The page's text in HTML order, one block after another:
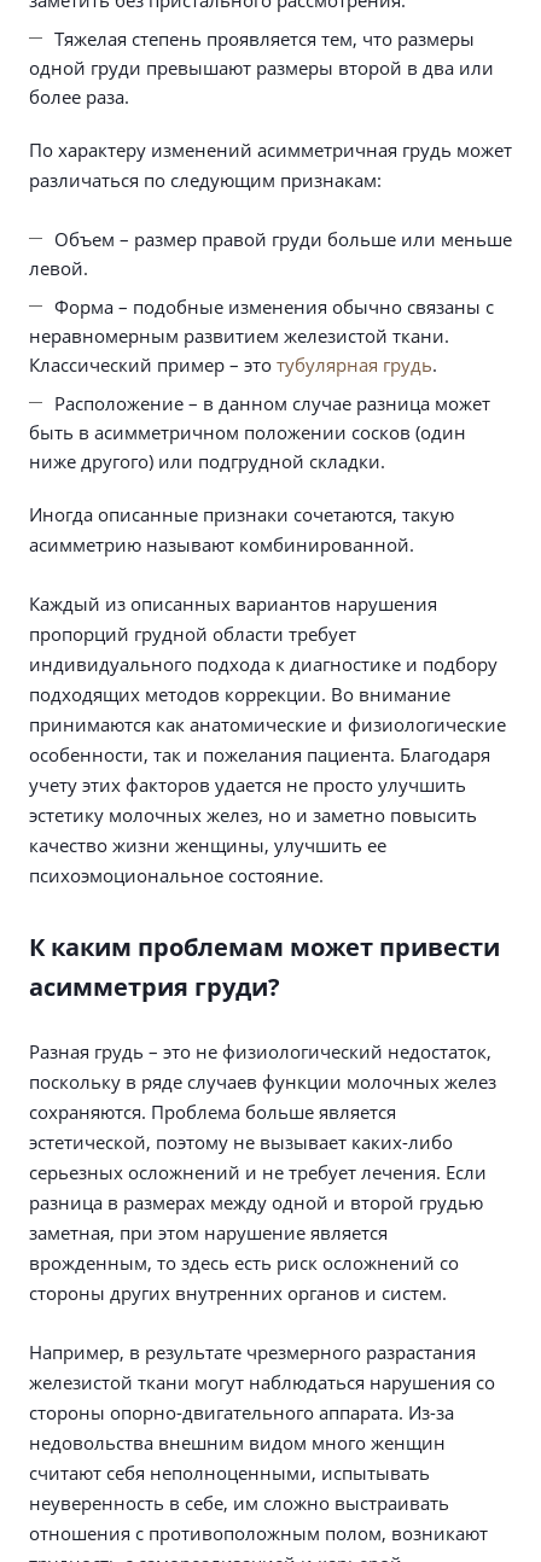
Тяжелая степень проявляется тем, что размеры
одной груди превышают размеры второй в два или
более раза.
По характеру изменений асимметричная грудь может
различаться по следующим признакам:
Объем – размер правой груди больше или меньше
левой.
Форма – подобные изменения обычно связаны с
неравномерным развитием железистой ткани.
Классический пример – это тубулярная грудь.
Расположение – в данном случае разница может
быть в асимметричном положении сосков (один
ниже другого) или подгрудной складки.
Иногда описанные признаки сочетаются, такую
асимметрию называют комбинированной.
Каждый из описанных вариантов нарушения
пропорций грудной области требует
индивидуального подхода к диагностике и подбору
подходящих методов коррекции. Во внимание
принимаются как анатомические и физиологические
особенности, так и пожелания пациента. Благодаря
учету этих факторов удается не просто улучшить
эстетику молочных желез, но и заметно повысить
качество жизни женщины, улучшить ее
психоэмоциональное состояние.
К каким проблемам может привести
асимметрия груди?
Разная грудь – это не физиологический недостаток,
поскольку в ряде случаев функции молочных желез
сохраняются. Проблема больше является
эстетической, поэтому не вызывает каких-либо
серьезных осложнений и не требует лечения. Если
разница в размерах между одной и второй грудью
заметная, при этом нарушение является
врожденным, то здесь есть риск осложнений со
стороны других внутренних органов и систем.
Например, в результате чрезмерного разрастания
железистой ткани могут наблюдаться нарушения со
стороны опорно-двигательного аппарата. Из-за
недовольства внешним видом много женщин
считают себя неполноценными, испытывать
неуверенность в себе, им сложно выстраивать
отношения с противоположным полом, возникают